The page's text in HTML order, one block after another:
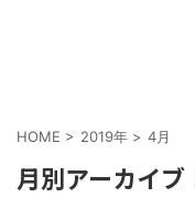
HOME > 2019年 > 4月
月別アーカイ